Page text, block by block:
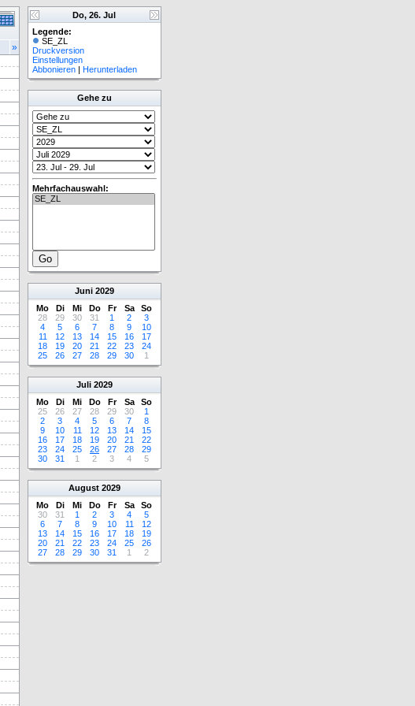
»
Do, 26. Jul
Legende:
SE_ZL
Druckversion
Einstellungen
Abbonieren | Herunterladen
Gehe zu
Mehrfachauswahl:
Juni 2029
Mo
Di Mi Do Fr Sa
So
28
29 30 31 1 2
3
4
5 6 7 8 9
10
11
12 13 14 15 16
17
18
19 20 21 22 23
24
25
26 27 28 29 30 1
Juli 2029
Mo
Di Mi Do Fr Sa
So
25
26 27 28 29 30
1
2
3 4 5 6 7
8
9
10 11 12 13 14
15
16
17 18 19 20 21
22
23
24 25 26 27 28
29
30
31 1 2 3 4 5
August 2029
Mo
Di Mi Do Fr Sa
So
30
31 1 2 3 4
5
6
7 8 9 10 11
12
13
14 15 16 17 18
19
20
21 22 23 24 25
26
27
28 29 30 31 1 2